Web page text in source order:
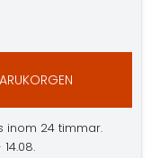
inom 24 timmar.